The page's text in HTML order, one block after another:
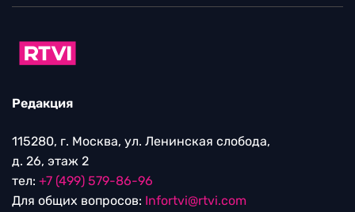
Редакция
115280, г. Москва, ул. Ленинская слобода,
д. 26, этаж 2
тел: +7 (499) 579-86-96
Для общих вопросов: Infortvi@rtvi.com